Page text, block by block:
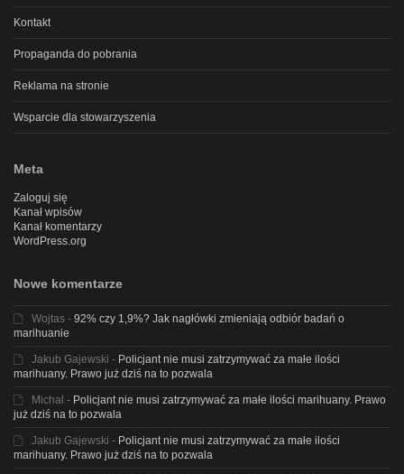
Kontakt
Propaganda do pobrania
Reklama na stronie
Wsparcie dla stowarzyszenia
Meta
Zaloguj się
Kanał wpisów
Kanał komentarzy
WordPress.org
Nowe komentarze
Wojtas - 92% czy 1,9%? Jak nagłówki zmieniają odbiór badań o
marihuanie
Jakub Gajewski - Policjant nie musi zatrzymywać za małe ilości
marihuany. Prawo już dziś na to pozwala
Michal - Policjant nie musi zatrzymywać za małe ilości marihuany. Prawo
już dziś na to pozwala
Jakub Gajewski - Policjant nie musi zatrzymywać za małe ilości
marihuany. Prawo już dziś na to pozwala